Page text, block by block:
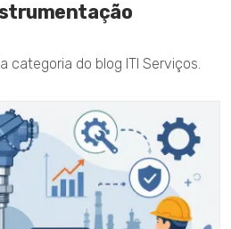
categoria do blog ITI Serviços.